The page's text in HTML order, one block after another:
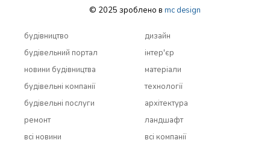
© 2025 зроблено в mc design
будівництво
будівельний портал
новини будівництва
будівельні компанії
будівельні послуги
ремонт
всi новини
дизайн
інтер'єр
матеріали
технології
архітектура
ландшафт
всi компанії